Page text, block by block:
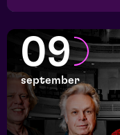
09
september